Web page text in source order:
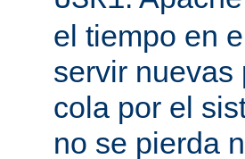
el tiempo en
servir nuevas
cola por el
no se pierda